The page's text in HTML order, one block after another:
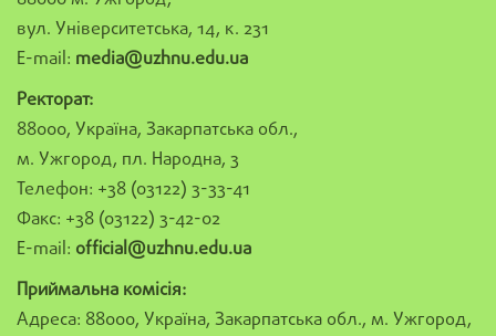
вул. Університетська, 14, к. 231
E-mail: media@uzhnu.edu.ua
Ректорат:
88000, Україна, Закарпатська обл.,
м. Ужгород, пл. Народна, 3
Телефон: +38 (03122) 3-33-41
Факс: +38 (03122) 3-42-02
E-mail: official@uzhnu.edu.ua
Приймальна комісія:
Адреса: 88000, Україна, Закарпатська обл., м. Ужгород,